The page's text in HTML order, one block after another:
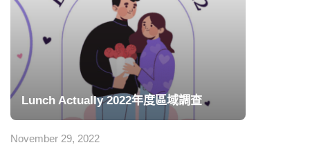
Lunch Actually 2022年度區域調查
November 29, 2022